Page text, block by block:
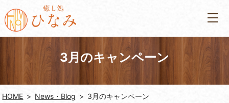
3月のキャンペーン
HOME News・Blog 3月のキャンペーン